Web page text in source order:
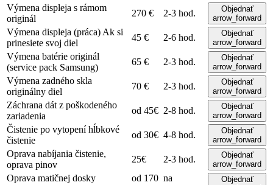
Výmena displeja s rámom
originál
270 € 2-3 hod.
Objednať
arrow_forward
Výmena displeja (práca) Ak si
prinesiete svoj diel
45 € 2-6 hod.
Objednať
arrow_forward
Výmena batérie originál
(service pack Samsung)
65 € 2-3 hod.
Objednať
arrow_forward
Výmena zadného skla
originálny diel
70 € 2-3 hod.
Objednať
arrow_forward
Záchrana dát z poškodeného
zariadenia
od 45€ 2-8 hod.
Objednať
arrow_forward
Čistenie po vytopení hĺbkové
čistenie
od 30€ 4-8 hod.
Objednať
arrow_forward
Oprava nabíjania čistenie,
oprava pinov
25€ 2-3 hod.
Objednať
arrow_forward
Oprava matičnej dosky
od 170 na
Objednať